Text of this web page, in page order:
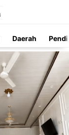
Daerah
Nasional